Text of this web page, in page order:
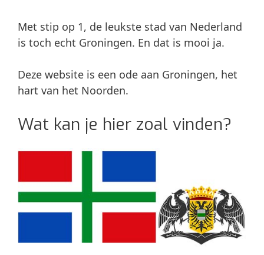
Met stip op 1, de leukste stad van Nederland
is toch echt Groningen. En dat is mooi ja.
Deze website is een ode aan Groningen, het
hart van het Noorden.
Wat kan je hier zoal vinden?